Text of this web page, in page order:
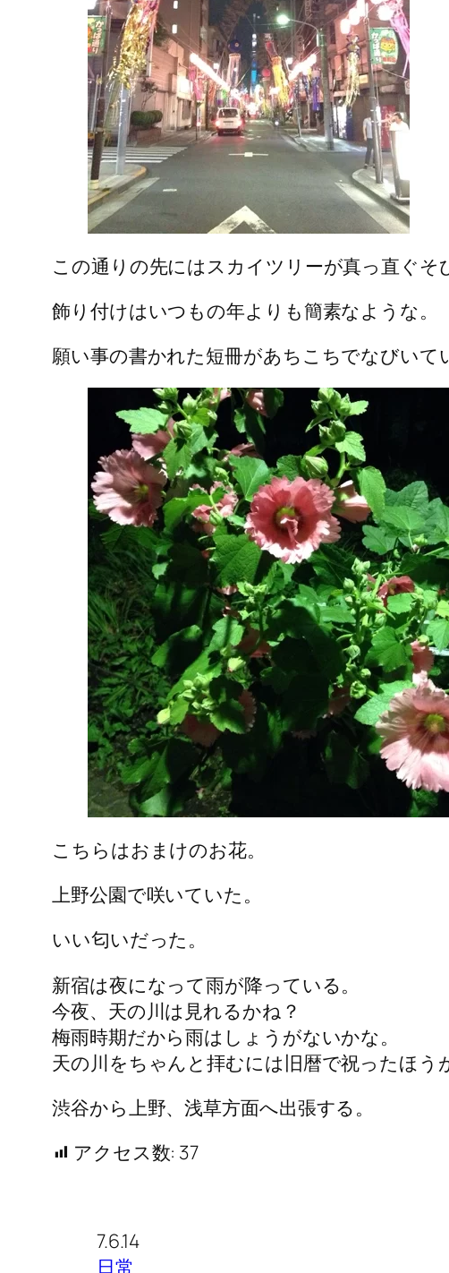
この通りの先にはスカイツリーが真っ直ぐそ
飾り付けはいつもの年よりも簡素なような。
願い事の書かれた短冊があちこちでなびいて
こちらはおまけのお花。
上野公園で咲いていた。
いい匂いだった。
新宿は夜になって雨が降っている。
今夜、天の川は見れるかね？
梅雨時期だから雨はしょうがないかな。
天の川をちゃんと拝むには旧暦で祝ったほう
渋谷から上野、浅草方面へ出張する。
アクセス数: 37
7.6.14
日常